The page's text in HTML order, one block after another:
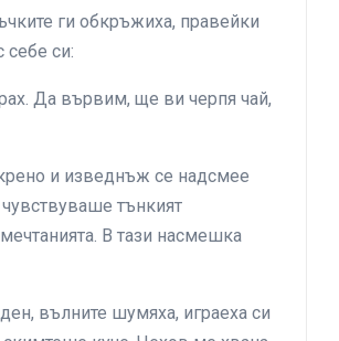
ги обкръжиха, правейки
себе си:
Да вървим, ще ви черпя чай,
и изведнъж се надсмее
тънкият
В тази насмешка
вълните шумяха, играеха си